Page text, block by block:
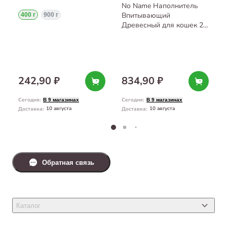
400 г 900 г
242,90 ₽
Сегодня: В 9 магазинах
Доставка: 10 августа
No Name Наполнитель
Впитывающий
Древесный для кошек 25
834,90 ₽
Сегодня: В 9 магазинах
Доставка: 10 августа
Каталог
Обратная связь